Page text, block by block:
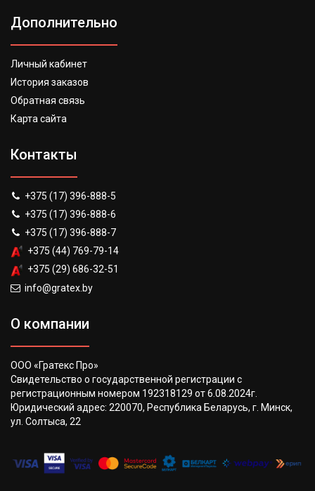
Дополнительно
Личный кабинет
История заказов
Обратная связь
Карта сайта
Контакты
+375 (17) 396-888-5
+375 (17) 396-888-6
+375 (17) 396-888-7
+375 (44) 769-79-14
+375 (29) 686-32-51
info@gratex.by
О компании
ООО «Гратекс Про»
Свидетельство о государственной регистрации с
регистрационным номером 192318129 от 6.08.2024г.
Юридический адрес: 220070, Республика Беларусь, г. Минск,
ул. Солтыса, 22